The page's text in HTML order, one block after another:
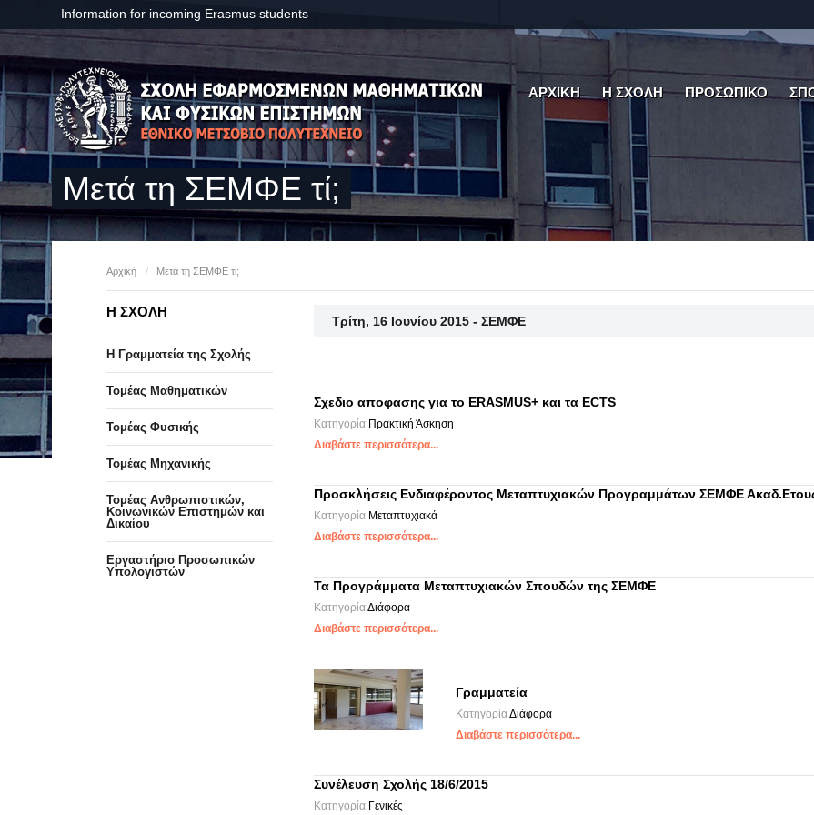
Information for incoming Erasmus students
ΑΡΧΙΚΗ Η ΣΧΟΛΗ ΠΡΟΣΩΠΙΚΟ
Μετά τη ΣΕΜΦΕ τί;
Αρχική / Μετά τη ΣΕΜΦΕ τί;
Τρίτη, 16 Ιουνίου 2015 - ΣΕΜΦΕ
Σχεδιο αποφασης για το ERASMUS+ και τα ΕCTS
Κατηγορία Πρακτική Άσκηση
Διαβάστε περισσότερα...
Προσκλήσεις Ενδιαφέροντος Μεταπτυχιακών Προγραμμάτων ΣΕΜΦΕ
Κατηγορία Μεταπτυχιακά
Διαβάστε περισσότερα...
Τα Προγράμματα Μεταπτυχιακών Σπουδών της ΣΕΜΦΕ
ΚατηγορίαΔιάφορα
Διαβάστε περισσότερα...
Γραμματεία
ΚατηγορίαΔιάφορα
Διαβάστε περισσότερα...
Συνέλευση Σχολής 18/6/2015
Κατηγορία Γενικές
Η ΣΧΟΛΗ
Η Γραμματεία της Σχολής
Τομέας Μαθηματικών
Τομέας Φυσικής
Τομέας Μηχανικής
Τομέας Ανθρωπιστικών,
Κοινωνικών Επιστημών και
Δικαίου
Eργαστήριo Προσωπικών
Υπολογιστών